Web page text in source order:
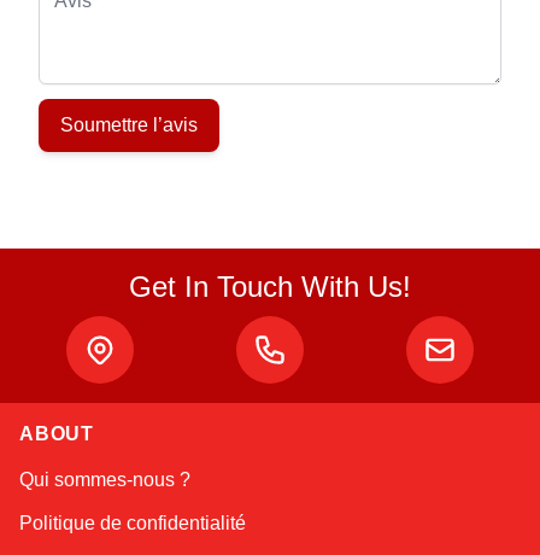
Soumettre l’avis
Get In Touch With Us!
ABOUT
Qui sommes-nous ?
Politique de confidentialité